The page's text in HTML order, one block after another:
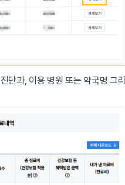
단과, 이용 병원 또는 약국명 그